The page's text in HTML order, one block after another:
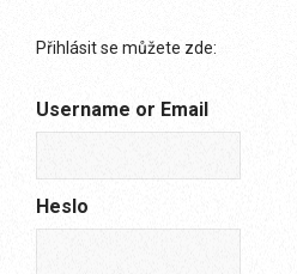
Přihlásit se můžete zde:
Username or Email
Heslo